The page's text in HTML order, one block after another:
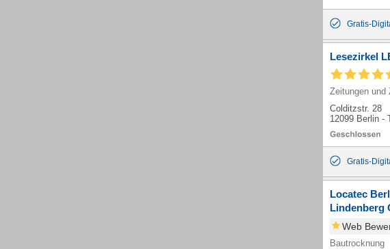
Gratis-
Lesezirkel
Zeitungen und
Colditzstr. 28
12099 Berlin -
Gratis-
Locatec
Lindenberg
Web
Bautrocknung